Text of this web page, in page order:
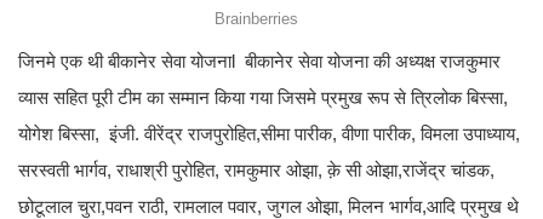
जिनमे एक थी बीकानेर सेवा योजनाl बीकानेर सेवा योजना की अध्यक्ष राजकुमार
व्यास सहित पूरी टीम का सम्मान किया गया जिसमे प्रमुख रूप से त्रिलोक बिस्सा,
योगेश बिस्सा, इंजी. वीरेंद्र राजपुरोहित,सीमा पारीक, वीणा पारीक, विमला उपाध्याय,
सरस्वती भार्गव, राधाश्री पुरोहित, रामकुमार ओझा, क़े सी ओझा,राजेंद्र चांडक,
छोटूलाल चुरा,पवन राठी, रामलाल पवार, जुगल ओझा, मिलन भार्गव,आदि प्रमुख थे